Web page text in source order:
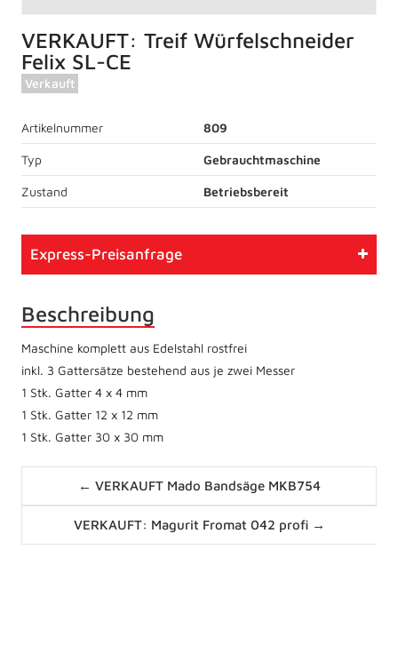
VERKAUFT: Treif Würfelschneider
Felix SL-CE
Verkauft
Artikelnummer
Typ
Zustand
809
Gebrauchtmaschine
Betriebsbereit
Express-Preisanfrage
Beschreibung
Maschine komplett aus Edelstahl rostfrei
inkl. 3 Gattersätze bestehend aus je zwei Messer
1 Stk. Gatter 4 x 4 mm
1 Stk. Gatter 12 x 12 mm
1 Stk. Gatter 30 x 30 mm
navigation
← VERKAUFT Mado Bandsäge MKB754
navigation
VERKAUFT: Magurit Fromat 042 profi →